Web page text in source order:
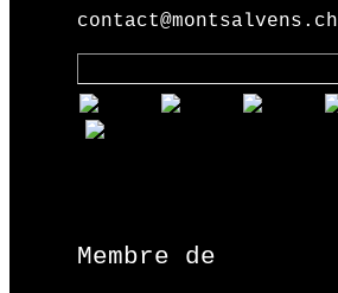
contact@montsalvens.ch
Membre de